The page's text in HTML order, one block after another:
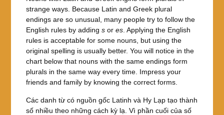
strange ways. Because Latin and Greek plural
endings are so unusual, many people try to follow the
English rules by adding sor es. Applying the English
rules is acceptable for some nouns, but using the
original spelling is usually better. You will notice in the
chart below that nouns with the same endings form
plurals in the same way every time. Impress your
friends and family by knowing the correct forms.
Các danh từ có nguồn gốc Latinh và Hy Lạp tạo thành
số nhiều theo những cách kỳ lạ. Vì phần cuối của số